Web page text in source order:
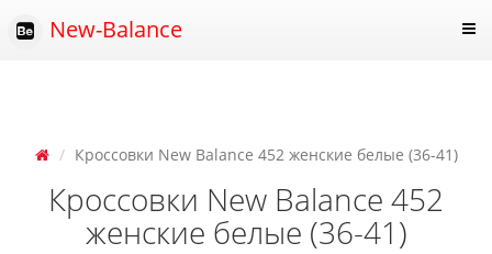
New-Balance
Кроссовки New Balance 452 женские белые (36-41)
Кроссовки New Balance 452
женские белые (36-41)